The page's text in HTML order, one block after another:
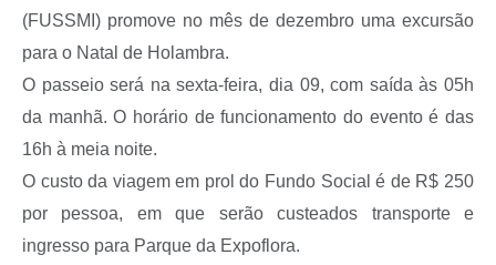
Acessibilidade
Contratos
Secretarias
Links
(FUSSMI) promove no mês de dezembro uma excursão
para o Natal de Holambra.
O passeio será na sexta-feira, dia 09, com saída às 05h
da manhã. O horário de funcionamento do evento é das
16h à meia noite.
O custo da viagem em prol do Fundo Social é de R$ 250
por pessoa, em que serão custeados transporte e
ingresso para Parque da Expoflora.